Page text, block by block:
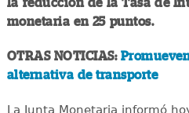
la reducción de la Tasa de
monetaria en 25 puntos.
OTRAS NOTICIAS:
alternativa de transporte
La Junta Monetaria informó